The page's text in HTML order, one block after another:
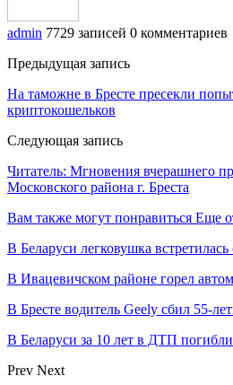
admin 7729 записей 0 комментариев
Предыдущая запись
На таможне в Бресте пресекли
криптокошельков
Следующая запись
Читатель: Мгновения вчерашнего
Московского района г. Бреста
Вам также могут понравиться Еще
В Беларуси легковушка встретилась
В Ивацевичском районе горел
В Бресте водитель Geely сбил 55-
В Беларуси за 10 лет в ДТП
Prev Next